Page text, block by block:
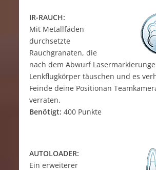
IR-RAUCH:
Mit Metallfäden
durchsetzte
Rauchgranaten, die
nach dem Abwurf
Lenkflugkörper täuschen und es
Feinde deine Positionan
verraten.
Benötigt: 400 Punkte
AUTOLOADER:
Ein erweiterer